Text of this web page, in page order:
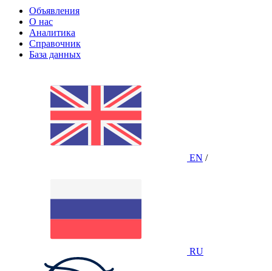
Объявления
О нас
Аналитика
Справочник
База данных
EN /
RU